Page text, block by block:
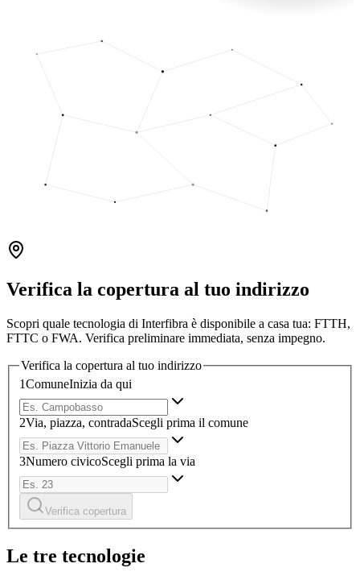
Verifica la copertura al tuo indirizzo
Scopri quale tecnologia di Interfibra è disponibile a casa tua: FTTH,
FTTC o FWA. Verifica preliminare immediata, senza impegno.
Verifica la copertura al tuo indirizzo
1ComuneInizia da qui
2Via, piazza, contradaScegli prima il comune
3Numero civicoScegli prima la via
Verifica copertura
Le tre tecnologie